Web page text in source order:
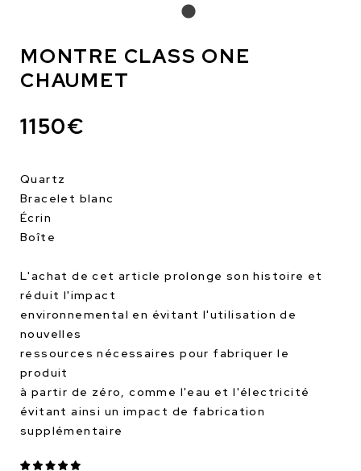
MONTRE CLASS ONE
CHAUMET
1150€
Quartz
Bracelet blanc
Écrin
Boîte
L'achat de cet article prolonge son histoire et
réduit l'impact
environnemental en évitant l'utilisation de
nouvelles
ressources nécessaires pour fabriquer le
produit
à partir de zéro, comme l'eau et l'électricité
évitant ainsi un impact de fabrication
supplémentaire